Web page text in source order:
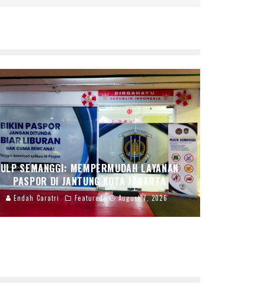
ULP SEMANGGI: MEMPERMUDAH LAYANAN
PASPOR DI JANTUNG KOTA JAKARTA
Endah Caratri Featured August 7, 2026